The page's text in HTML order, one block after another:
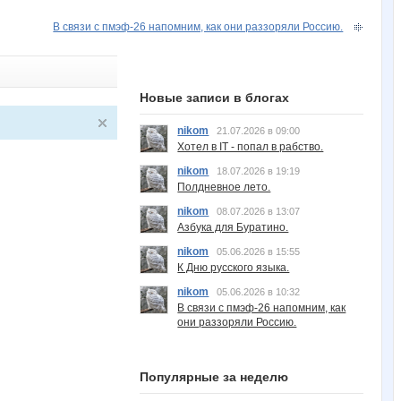
В связи с пмэф-26 напомним, как они раззоряли Россию.
Новые записи в блогах
nikom 21.07.2026 в 09:00
Хотел в IT - попал в рабство.
nikom
18.07.2026 в 19:19
Полдневное лето.
nikom
08.07.2026 в 13:07
Азбука для Буратино.
nikom
05.06.2026 в 15:55
К Дню русского языка.
nikom
05.06.2026 в 10:32
В связи с пмэф-26 напомним, как
они раззоряли Россию.
Популярные за неделю